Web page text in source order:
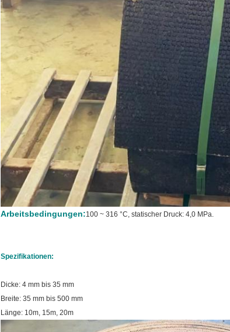
Arbeitsbedingungen:100 ~ 316 °C, statischer Druck: 4,0 MPa.
Spezifikationen:
Dicke: 4 mm bis 35 mm
Breite: 35 mm bis 500 mm
Länge: 10m, 15m, 20m